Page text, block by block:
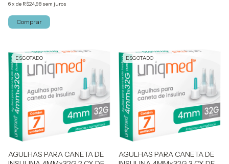
6x de R$24,98 sem juros
Comprar
ESGOTADO
AGULHAS PARA CANETA DE
ESGOTADO
AGULHAS PARA CANETA DE